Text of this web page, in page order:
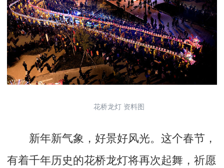
花桥龙灯 资料图
新年新气象，好景好风光。这个春节，
有着千年历史的花桥龙灯将再次起舞，祈愿